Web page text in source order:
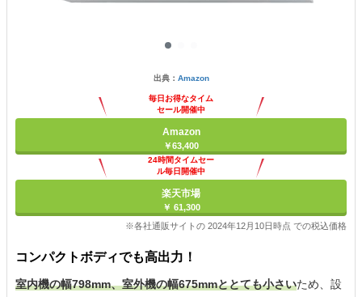
出典： Amazon
毎日お得なタイム
セール開催中
Amazon
￥63,400
24時間タイムセー
ル毎日開催中
楽天市場
￥ 61,300
※各社通販サイトの 2024年12月10日時点 での税込価格
コンパクトボディでも高出力！
室内機の幅798mm、室外機の幅675mmととても小さいため、設